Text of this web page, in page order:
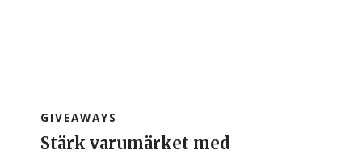
GIVEAWAYS
Stärk varumärket med